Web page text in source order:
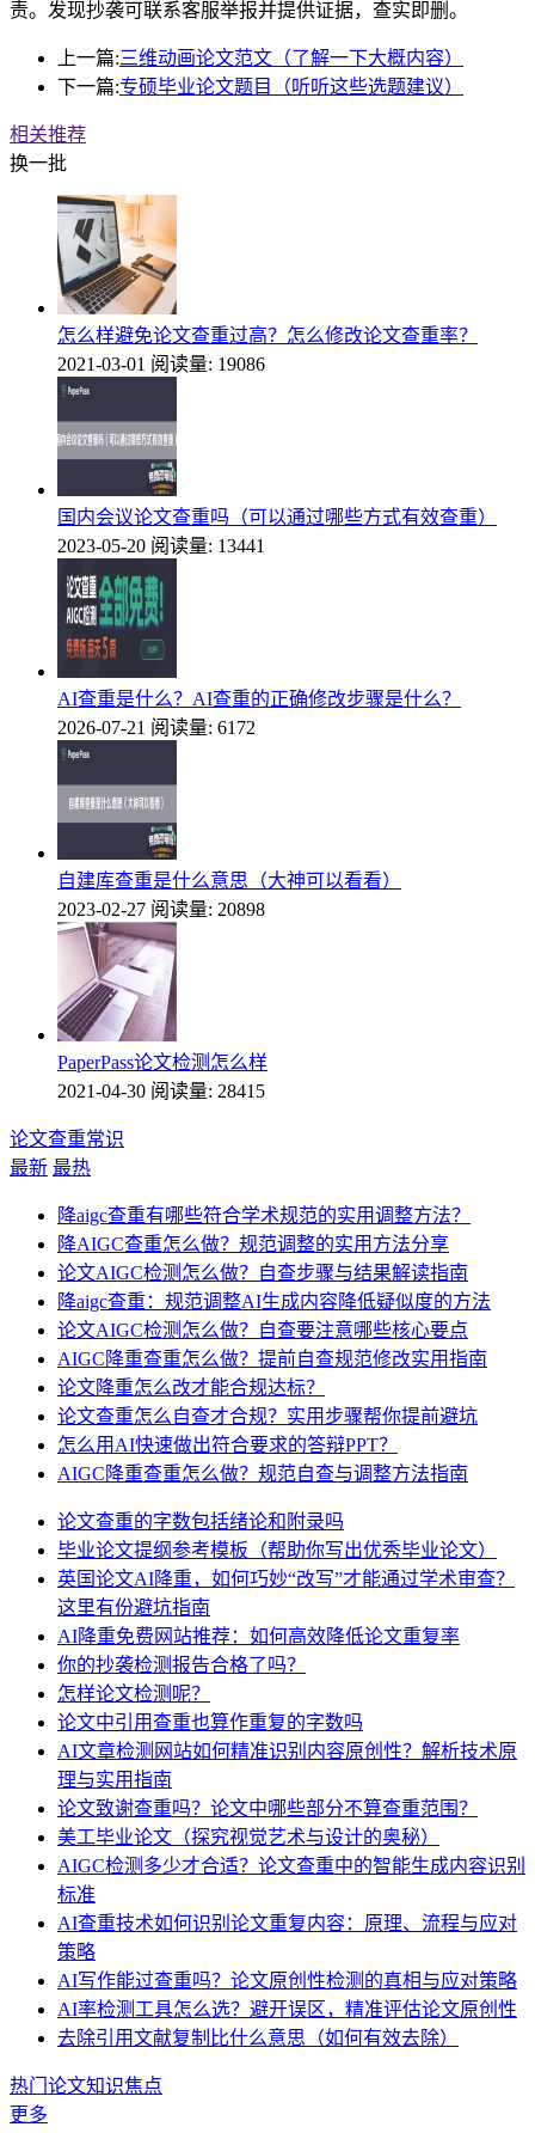
责。发现抄袭可联系客服举报并提供证据，查实即删。
上一篇:三维动画论文范文（了解一下大概内容）
下一篇:专硕毕业论文题目（听听这些选题建议）
相关推荐
换一批
怎么样避免论文查重过高？怎么修改论文查重率？
2021-03-01 阅读量: 19086
国内会议论文查重吗（可以通过哪些方式有效查重）
2023-05-20 阅读量: 13441
AI查重是什么？AI查重的正确修改步骤是什么？
2026-07-21 阅读量: 6172
自建库查重是什么意思（大神可以看看）
2023-02-27 阅读量: 20898
PaperPass论文检测怎么样
2021-04-30 阅读量: 28415
论文查重常识
最新 最热
降aigc查重有哪些符合学术规范的实用调整方法？
降AIGC查重怎么做？规范调整的实用方法分享
论文AIGC检测怎么做？自查步骤与结果解读指南
降aigc查重：规范调整AI生成内容降低疑似度的方法
论文AIGC检测怎么做？自查要注意哪些核心要点
AIGC降重查重怎么做？提前自查规范修改实用指南
论文降重怎么改才能合规达标？
论文查重怎么自查才合规？实用步骤帮你提前避坑
怎么用AI快速做出符合要求的答辩PPT？
AIGC降重查重怎么做？规范自查与调整方法指南
论文查重的字数包括绪论和附录吗
毕业论文提纲参考模板（帮助你写出优秀毕业论文）
英国论文AI降重，如何巧妙“改写”才能通过学术审查？
这里有份避坑指南
AI降重免费网站推荐：如何高效降低论文重复率
你的抄袭检测报告合格了吗？
怎样论文检测呢？
论文中引用查重也算作重复的字数吗
AI文章检测网站如何精准识别内容原创性？解析技术原
理与实用指南
论文致谢查重吗？论文中哪些部分不算查重范围？
美工毕业论文（探究视觉艺术与设计的奥秘）
AIGC检测多少才合适？论文查重中的智能生成内容识别
标准
AI查重技术如何识别论文重复内容：原理、流程与应对
策略
AI写作能过查重吗？论文原创性检测的真相与应对策略
AI率检测工具怎么选？避开误区，精准评估论文原创性
去除引用文献复制比什么意思（如何有效去除）
热门论文知识焦点
更多